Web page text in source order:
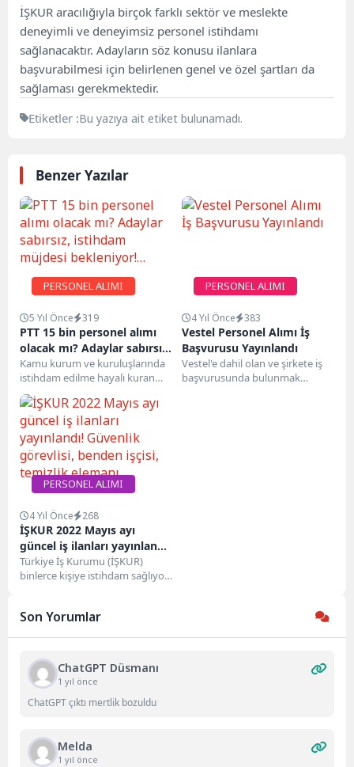
İŞKUR aracılığıyla birçok farklı sektör ve meslekte
deneyimli ve deneyimsiz personel istihdamı
sağlanacaktır. Adayların söz konusu ilanlara
başvurabilmesi için belirlenen genel ve özel şartları da
sağlaması gerekmektedir.
Etiketler :Bu yazıya ait etiket bulunamadı.
Benzer Yazılar
PERSONEL ALIMI
5 Yıl Önce 319
PTT 15 bin personel alımı
olacak mı? Adaylar sabırsız,
istihdam müjdesi
bekleniyor!…
Kamu kurum ve kuruluşlarında
istihdam edilme hayali kuran
binlerce vatandaşın yakından
takip ettiği PTT personel...
PERSONEL ALIMI
4 Yıl Önce 383
Vestel Personel Alımı İş
Başvurusu Yayınlandı
Vestel'e dahil olan ve şirkete iş
başvurusunda bulunmak
PERSONEL ALIMI
4 Yıl Önce 268
İŞKUR 2022 Mayıs ayı
güncel iş ilanları yayınlandı!
Güvenlik görevlisi, benden
işçisi, temizlik elemanı
Türkiye İş Kurumu (İŞKUR)
binlerce kişiye istihdam sağlıyor
Son Yorumlar
ChatGPT Düsmanı
1 yıl önce
ChatGPT çıktı mertlik bozuldu
Melda
1 yıl önce